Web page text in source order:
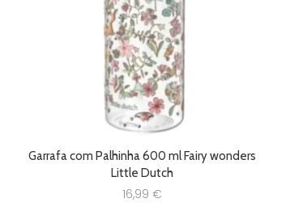
Garrafa com Palhinha 600 ml Fairy wonders
Little Dutch
16,99 €